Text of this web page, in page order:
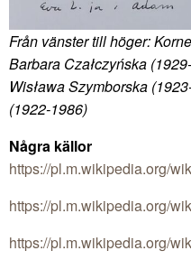
Från vänster till höger:
Barbara Czałczyńska
Wisława Szymborska
(1922-1986)
Några källor
https://pl.m.wikipedia.org/
https://pl.m.wikipedia.org/
https://pl.m.wikipedia.org/